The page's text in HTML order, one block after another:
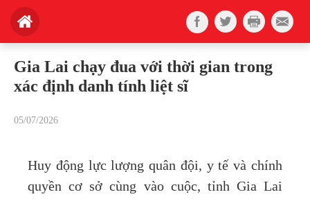
Gia Lai chạy đua với thời gian trong
xác định danh tính liệt sĩ
05/07/2026
Huy động lực lượng quân đội, y tế và chính
quyền cơ sở cùng vào cuộc, tỉnh Gia Lai